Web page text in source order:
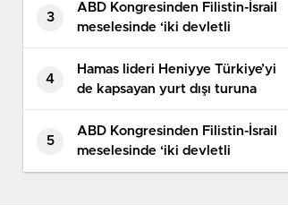
3
ABD Kongresinden Filistin-İsrail
meselesinde ‘iki devletli
çözüme’ destek tasarısı
4
Hamas lideri Heniyye Türkiye’yi
de kapsayan yurt dışı turuna
çıkıyor
5
ABD Kongresinden Filistin-İsrail
meselesinde ‘iki devletli
çözüme’ destek tasarısı